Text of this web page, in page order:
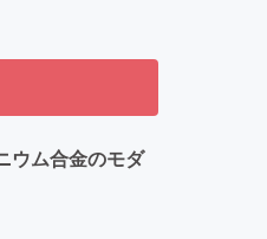
ウム合金のモダ